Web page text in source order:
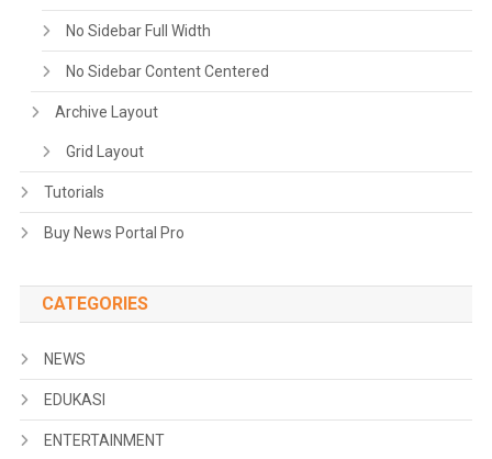
No Sidebar Full Width
No Sidebar Content Centered
Archive Layout
Grid Layout
Tutorials
Buy News Portal Pro
CATEGORIES
NEWS
EDUKASI
ENTERTAINMENT